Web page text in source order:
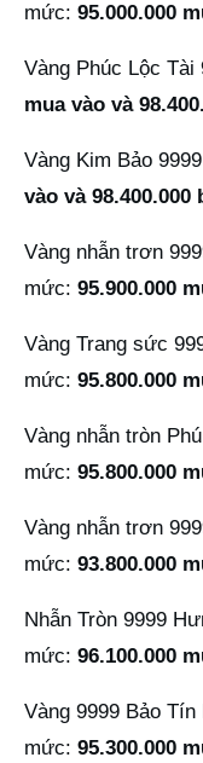
mức: 95.000.000
Vàng Phúc Lộc
mua vào và
Vàng Kim Bảo
vào và 98.400.000
Vàng nhẫn trơn
mức: 95.900.000
Vàng Trang sức
mức: 95.800.000
Vàng nhẫn tròn
mức: 95.800.000
Vàng nhẫn trơn
mức: 93.800.000
Nhẫn Tròn 9999
mức: 96.100.000
Vàng 9999 Bảo
mức: 95.300.000